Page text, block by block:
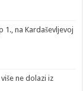
1., na Kardaševljevoj
ne dolazi iz